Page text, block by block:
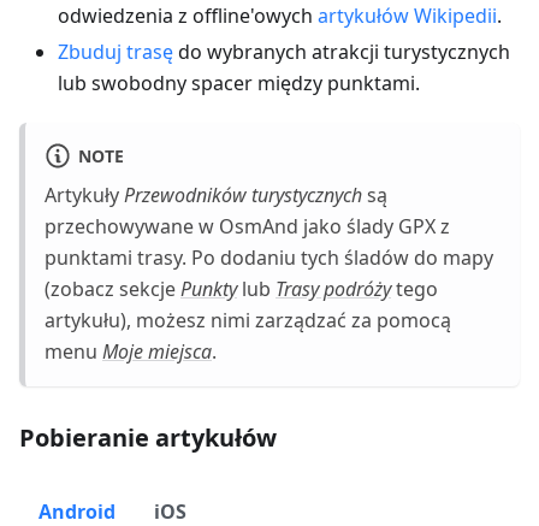
odwiedzenia z offline'owych artykułów Wikipedii.
Zbuduj trasędo wybranych atrakcji turystycznych
lub swobodny spacer między punktami.
NOTE
ArtykułyPrzewodników turystycznychsą
przechowywane w OsmAnd jako ślady GPX z
punktami trasy. Po dodaniu tych śladów do mapy
(zobacz sekcjePunktylub Trasy podróżytego
artykułu), możesz nimi zarządzać za pomocą
menu Moje miejsca.
Pobieranie artykułów
Android iOS